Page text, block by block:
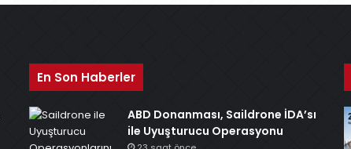
En Son Haberler
ABD Donanması, Saildrone İDA’sı
ile Uyuşturucu Operasyonu